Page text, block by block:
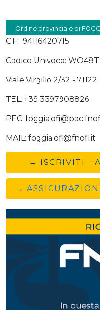
Ordine provinciale di
C.F: 94116420715
Codice Univoco:
Viale Virgilio 2/32 - 71122
TEL: +39 3397908826
PEC:
MAIL: foggia.ofi@fnofi.it
→ ISCRIVITI -
→